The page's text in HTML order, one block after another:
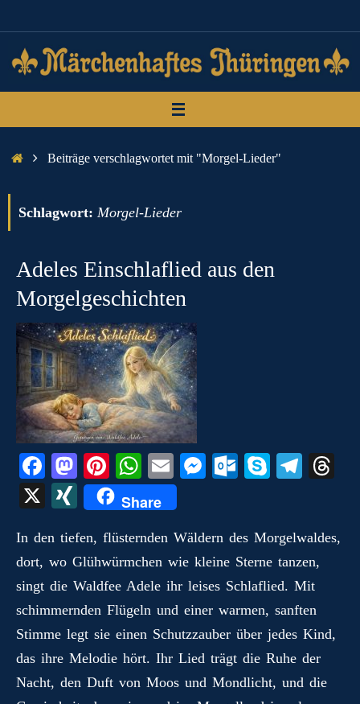
Inhalt
springen
StartBeiträge verschlagwortet mit "Morgel-Lieder"
Schlagwort: Morgel-Lieder
Adeles Einschlaflied aus den
Morgelgeschichten
Fa
ce
bo
ok
M
as
to
do
n
Pi
nt
er
es
t
W
ha
ts
A
pp
E
m
ail
M
ng
er
O
ok
.c
o
m
S
Te
a
m
ds
X
X
N
G
Share
In den tiefen, flüsternden Wäldern des Morgelwaldes,
dort, wo Glühwürmchen wie kleine Sterne tanzen,
singt die Waldfee Adele ihr leises Schlaflied. Mit
schimmernden Flügeln und einer warmen, sanften
Stimme legt sie einen Schutzzauber über jedes Kind,
das ihre Melodie hört. Ihr Lied trägt die Ruhe der
Nacht, den Duft von Moos und Mondlicht, und die